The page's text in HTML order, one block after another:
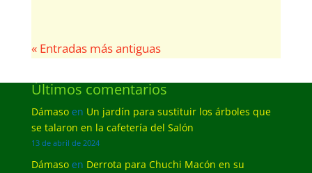
« Entradas más antiguas
Últimos comentarios
Dámasoen Un jardín para sustituir los árboles que
se talaron en la cafetería del Salón
13 de abril de 2024
Dámasoen Derrota para Chuchi Macón en su